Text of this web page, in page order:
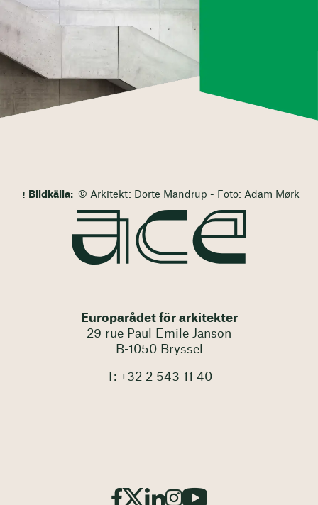
Bildkälla: © Arkitekt: Dorte Mandrup - Foto: Adam Mørk
Europarådet för arkitekter
29 rue Paul Emile Janson
B-1050 Bryssel
T: +32 2 543 11 40